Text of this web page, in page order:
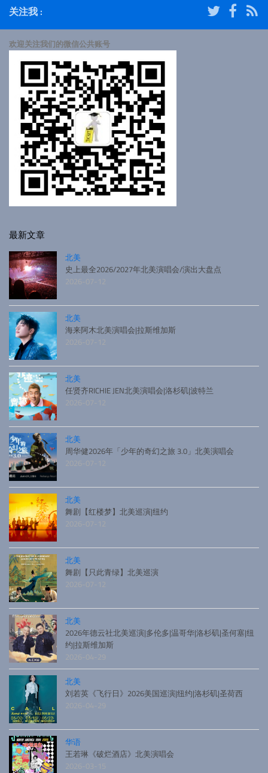
关注我 :
欢迎关注我们的微信公共账号
最新文章
北美
史上最全2026/2027年北美演唱会/演出大盘点
2026-07-12
北美
海来阿木北美演唱会|拉斯维加斯
2026-07-12
北美
任贤齐RICHIE JEN北美演唱会|洛杉矶|波特兰
2026-07-12
北美
周华健2026年「少年的奇幻之旅 3.0」北美演唱会
2026-07-12
北美
舞剧【红楼梦】北美巡演|纽约
2026-07-12
北美
舞剧【只此青绿】北美巡演
2026-07-12
北美
2026年德云社北美巡演|多伦多|温哥华|洛杉矶|圣何塞|纽
约|拉斯维加斯
2026-04-29
北美
刘若英《飞行日》2026美国巡演|纽约|洛杉矶|圣荷西
2026-04-29
华语
王若琳《破烂酒店》北美演唱会
2026-03-15